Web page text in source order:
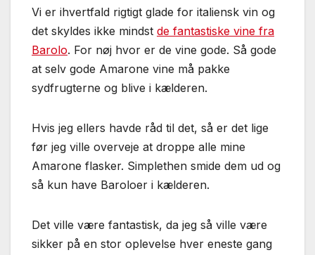
Vi er ihvertfald rigtigt glade for italiensk vin og
det skyldes ikke mindst de fantastiske vine fra
Barolo. For nøj hvor er de vine gode. Så gode
at selv gode Amarone vine må pakke
sydfrugterne og blive i kælderen.
Hvis jeg ellers havde råd til det, så er det lige
før jeg ville overveje at droppe alle mine
Amarone flasker. Simplethen smide dem ud og
så kun have Baroloer i kælderen.
Det ville være fantastisk, da jeg så ville være
sikker på en stor oplevelse hver eneste gang